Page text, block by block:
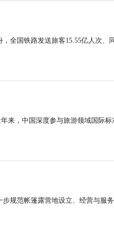
全国铁路发送旅客15.55亿人次、
来，中国深度参与旅游领域国际标
规范帐篷露营地设立、经营与服